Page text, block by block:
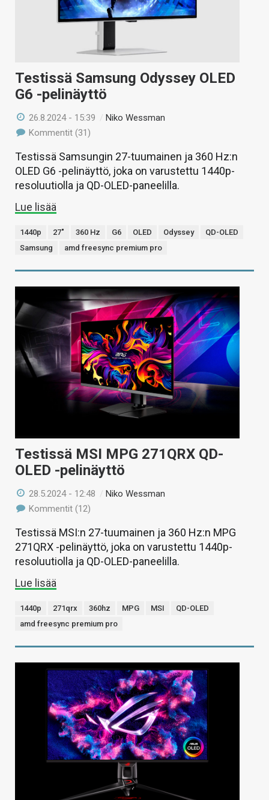
Testissä Samsung Odyssey OLED
G6 -pelinäyttö
26.8.2024 - 15:39 /Niko Wessman
Kommentit (31)
Testissä Samsungin 27-tuumainen ja 360 Hz:n
OLED G6 -pelinäyttö, joka on varustettu 1440p-
resoluutiolla ja QD-OLED-paneelilla.
Lue lisää
1440p 27" 360 Hz G6 OLED Odyssey
QD-OLED
Samsung
amd freesync premium pro
Testissä MSI MPG 271QRX QD-
OLED -pelinäyttö
28.5.2024 - 12:48 /Niko Wessman
Kommentit (12)
Testissä MSI:n 27-tuumainen ja 360 Hz:n MPG
271QRX -pelinäyttö, joka on varustettu 1440p-
resoluutiolla ja QD-OLED-paneelilla.
Lue lisää
1440p 271qrx 360hz MPG MSI
QD-OLED
amd freesync premium pro